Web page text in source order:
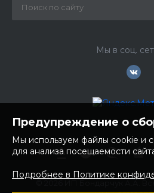
Мы в соц.
Предупреждение о
Мы используем файлы cookie и
для анализа посещаемости
Подробнее в Политике